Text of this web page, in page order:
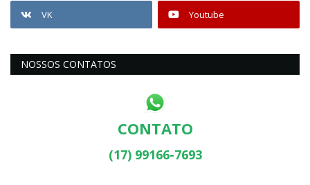
VK Youtube
NOSSOS CONTATOS
CONTATO
(17) 99166-7693